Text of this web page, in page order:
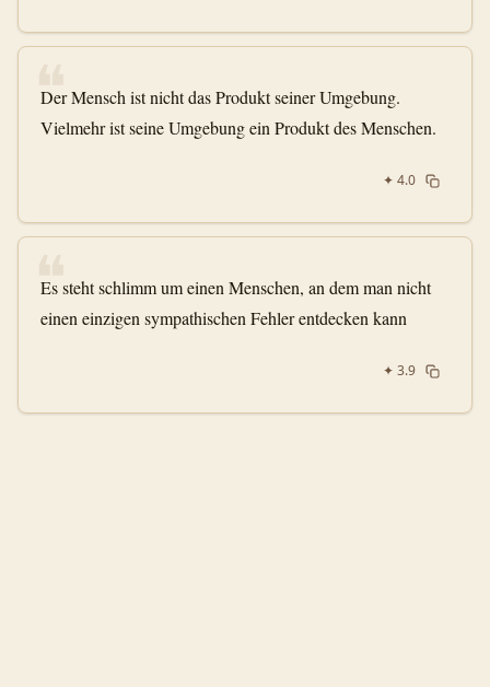
❝
Der Mensch ist nicht das Produkt seiner Umgebung.
Vielmehr ist seine Umgebung ein Produkt des Menschen.
✦ 4.0
❝
Es steht schlimm um einen Menschen, an dem man nicht
einen einzigen sympathischen Fehler entdecken kann
✦ 3.9